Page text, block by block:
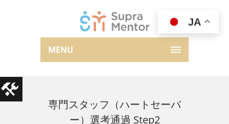
MENU
専門スタッフ（ハートセーバ
ー）選考通過 Step2
JA